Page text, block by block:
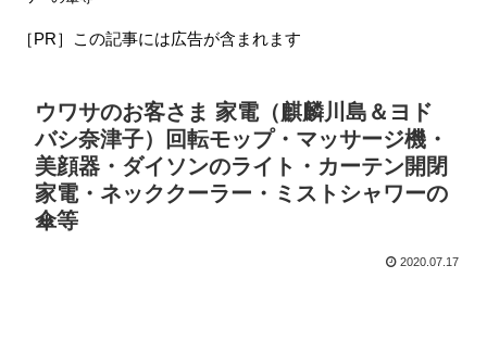
［PR］この記事には広告が含まれます
ウワサのお客さま 家電（麒麟川島＆ヨド
バシ奈津子）回転モップ・マッサージ機・
美顔器・ダイソンのライト・カーテン開閉
家電・ネッククーラー・ミストシャワーの
傘等
2020.07.17